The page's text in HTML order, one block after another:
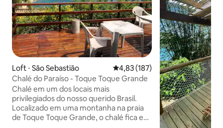
Loft ⋅ São Sebastião 4,83 de uma avaliação média de
4,83 (187)
Chalé do Paraíso - Toque Toque Grande
Chalé em um dos locais mais
privilegiados do nosso querido Brasil.
Localizado em uma montanha na praia
de Toque Toque Grande, o chalé fica em